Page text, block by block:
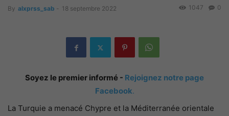
By alxprss_sab - 18 septembre 2022 0
1047
Soyez le premier informé - Rejoignez notre page
Facebook.
La Turquie a menacé Chypre et la Méditerranée orientale